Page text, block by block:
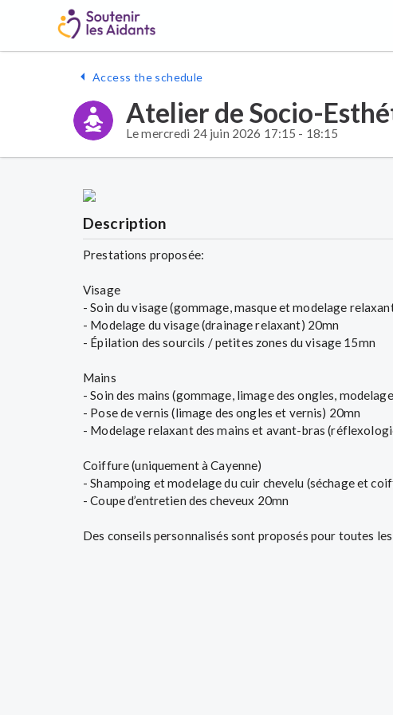
Access the schedule
Atelier de Socio-
Le mercredi 24 juin 2026 17:15 - 18:15
Description
Prestations proposée:
Visage
- Soin du visage (gommage, masque et modelage
- Modelage du visage (drainage relaxant) 20mn
- Épilation des sourcils / petites zones du visage 15mn
Mains
- Soin des mains (gommage, limage des ongles,
- Pose de vernis (limage des ongles et vernis) 20mn
- Modelage relaxant des mains et avant-bras
Coiffure (uniquement à Cayenne)
- Shampoing et modelage du cuir chevelu (séchage et
- Coupe d’entretien des cheveux 20mn
Des conseils personnalisés sont proposés pour toutes